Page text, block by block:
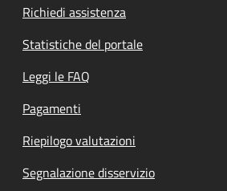
Richiedi assistenza
Statistiche del portale
Leggi le FAQ
Pagamenti
Riepilogo valutazioni
Segnalazione disservizio